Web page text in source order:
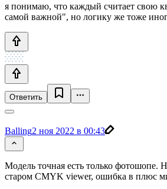
я понимаю, что каждый считает свою
самой важной", но логику же тоже
Ответить
Balling2 ноя 2022 в 00:43
Модель точная есть только фотошопе.
старом CMYK viewer, ошибка в плюс